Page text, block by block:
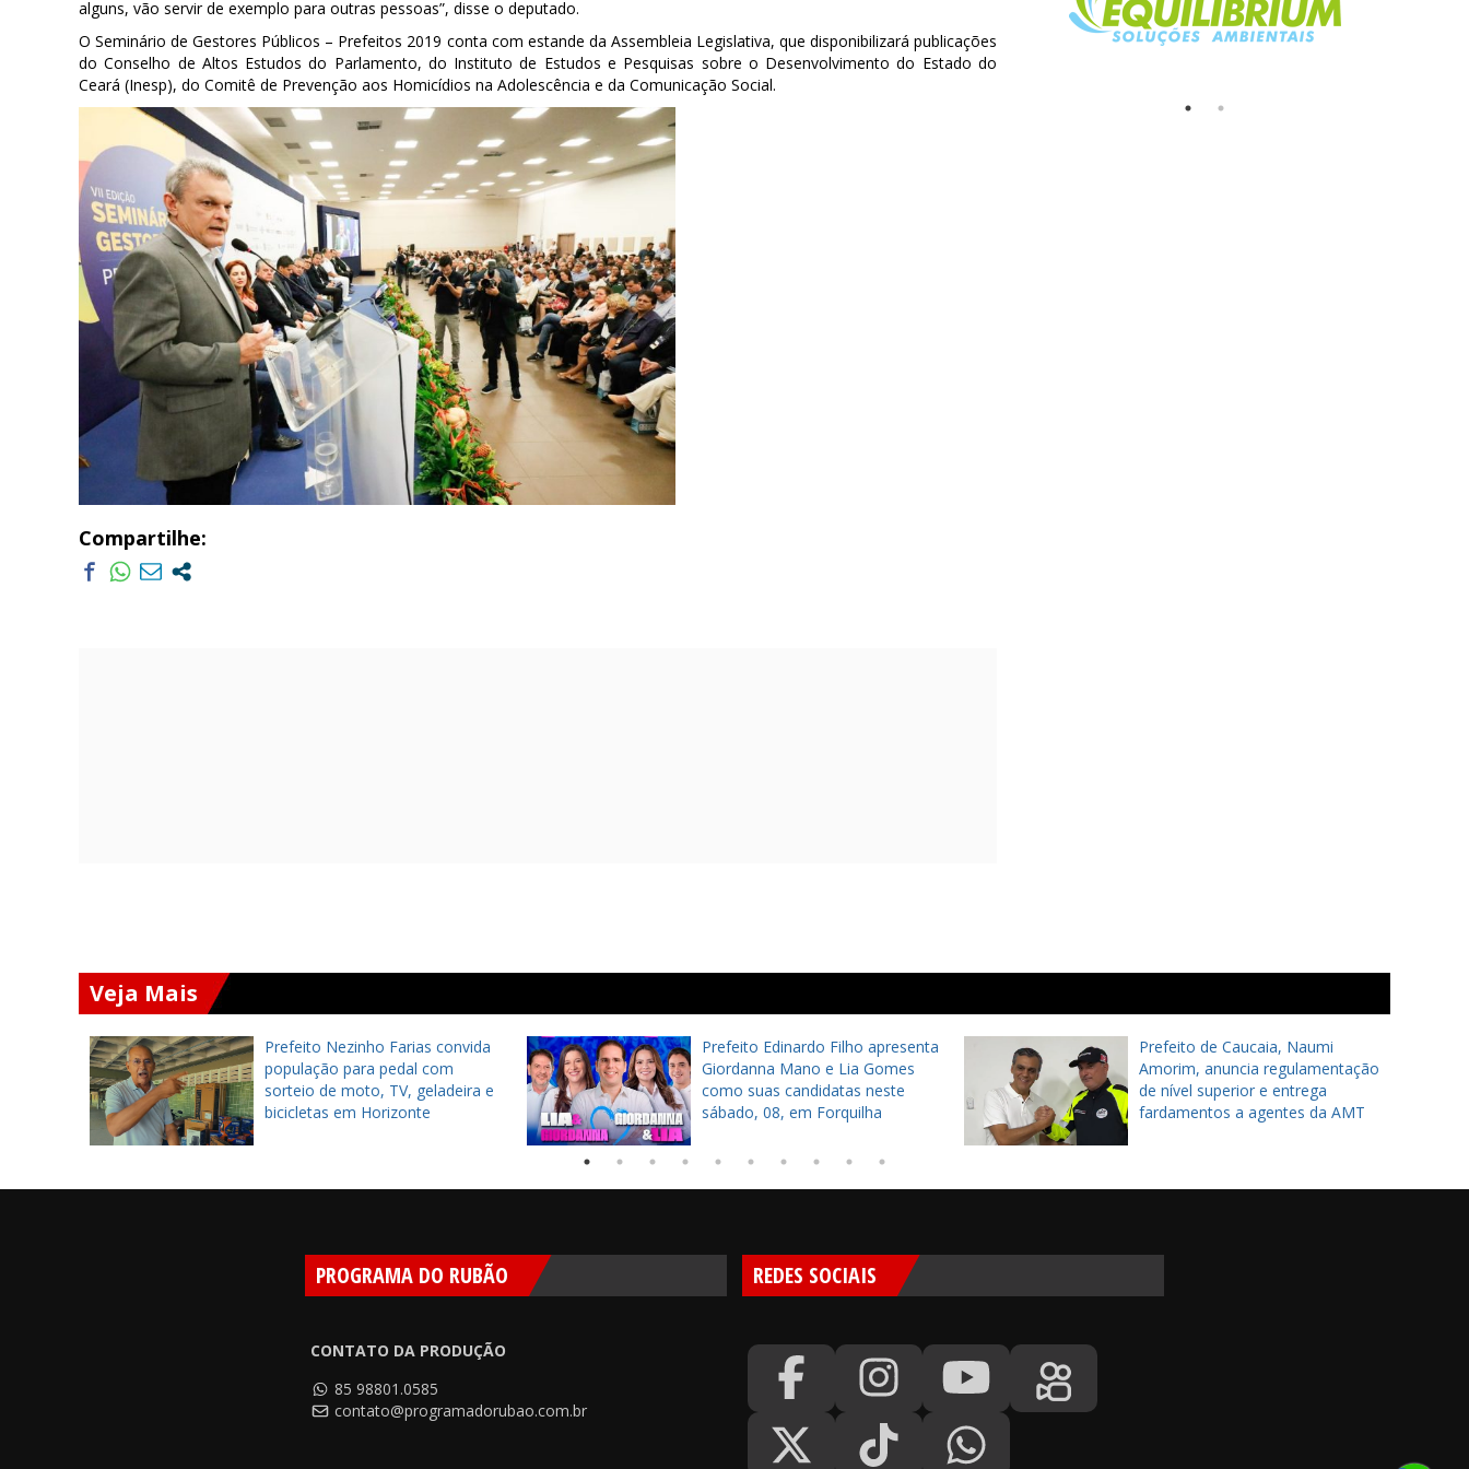
alguns, vão servir de exemplo para outras pessoas”, disse o deputado.
O Seminário de Gestores Públicos – Prefeitos 2019 conta com estande da Assembleia Legislativa, que disponibilizará publicações
do Conselho de Altos Estudos do Parlamento, do Instituto de Estudos e Pesquisas sobre o Desenvolvimento do Estado do
Ceará (Inesp), do Comitê de Prevenção aos Homicídios na Adolescência e da Comunicação Social.
Compartilhe:
Veja Mais
Prefeito Nezinho Farias convida
população para pedal com
sorteio de moto, TV, geladeira e
bicicletas em Horizonte
Prefeito Edinardo Filho apresenta
Giordanna Mano e Lia Gomes
como suas candidatas neste
sábado, 08, em Forquilha
Prefeito de Caucaia, Naumi
Amorim, anuncia regulamentação
de nível superior e entrega
fardamentos a agentes da AMT
PROGRAMA DO RUBÃO
CONTATO DA PRODUÇÃO
85 98801.0585
contato@programadorubao.com.br
REDES SOCIAIS